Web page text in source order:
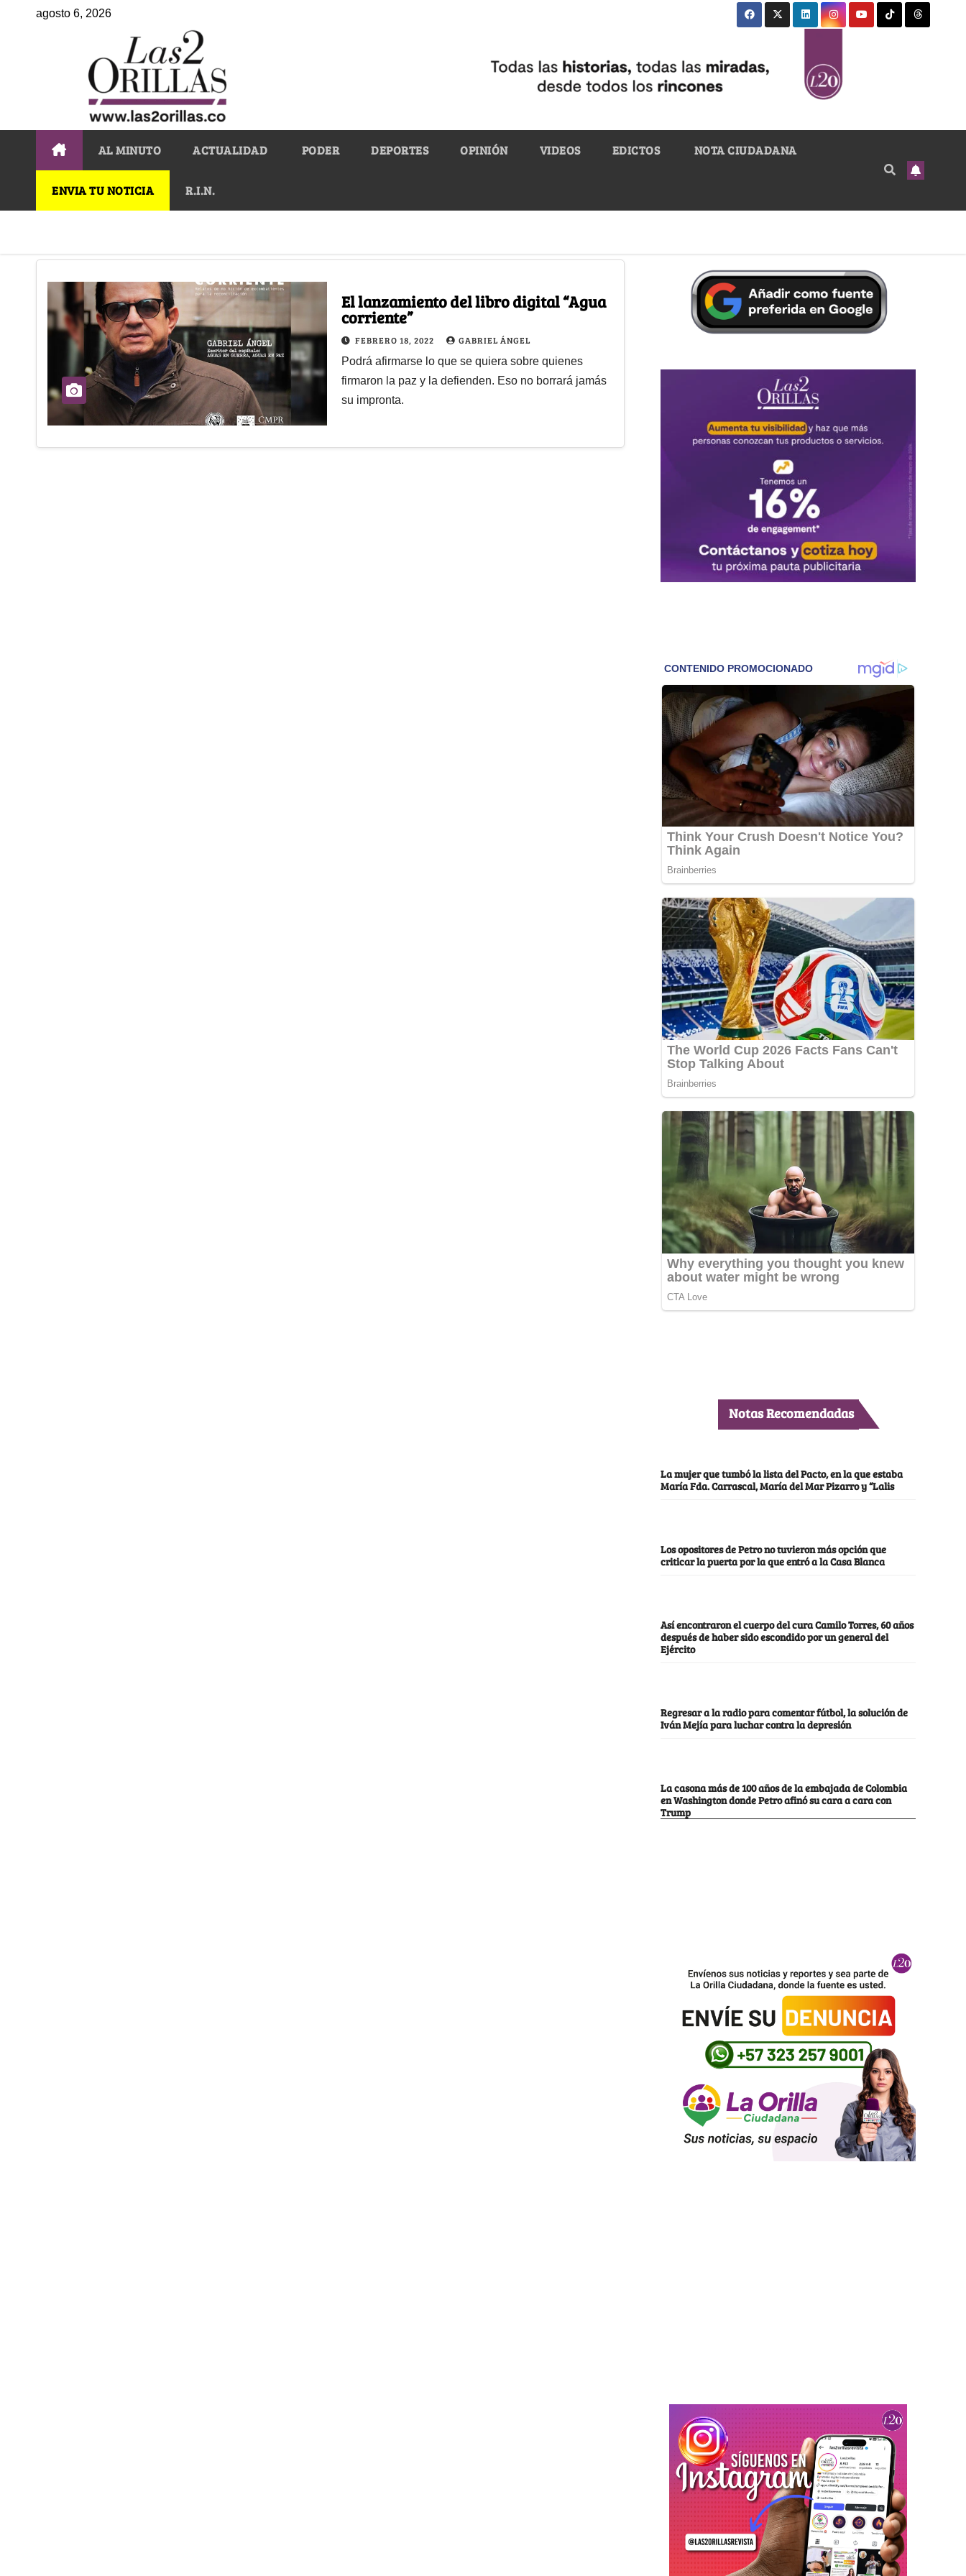
agosto 6, 2026
AL MINUTO ACTUALIDAD PODER DEPORTES OPINIÓN VIDEOS EDICTOS NOTA CIUDADANA
ENVIA TU NOTICIA R.I.N.
El lanzamiento del libro digital “Agua
corriente”
FEBRERO 18, 2022 GABRIEL ÁNGEL
Podrá afirmarse lo que se quiera sobre quienes
firmaron la paz y la defienden. Eso no borrará jamás
su impronta.
Notas Recomendadas
La mujer que tumbó la lista del Pacto, en la que estaba
María Fda. Carrascal, María del Mar Pizarro y “Lalis
Los opositores de Petro no tuvieron más opción que
criticar la puerta por la que entró a la Casa Blanca
Así encontraron el cuerpo del cura Camilo Torres, 60 años
después de haber sido escondido por un general del
Ejército
Regresar a la radio para comentar fútbol, la solución de
Iván Mejía para luchar contra la depresión
La casona más de 100 años de la embajada de Colombia
en Washington donde Petro afinó su cara a cara con
Trump